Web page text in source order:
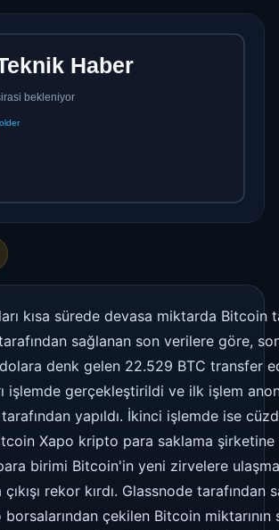
kısa sürede devasa miktarda Bitcoin
sağlanan son verilere göre,
denk gelen 22.529 BTC transfer
işlemde gerçekleştirildi ve ilk işlem
yapıldı. İkinci işlemde ise
Xapo kripto para saklama şirketine
birimi Bitcoin'in yeni zirvelere
rekor kırdı. Glassnode tarafından
çekilen Bitcoin miktarının